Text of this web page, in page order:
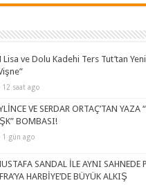
Lisa ve Dolu Kadehi Ters Tut’tan
12 saat ago
VE SERDAR ORTAÇ’TAN
BOMBASI!
1 gün ago
SANDAL İLE AYNI SAHNEDE
HARBİYE’DE BÜYÜK ALKIŞ